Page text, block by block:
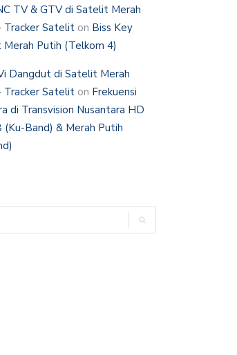
TV & GTV di Satelit Merah
Tracker Satelit on Biss Key
Putih (Telkom 4)
Dangdut di Satelit Merah
Tracker Satelit on Frekuensi
di Transvision Nusantara HD
Band) & Merah Putih